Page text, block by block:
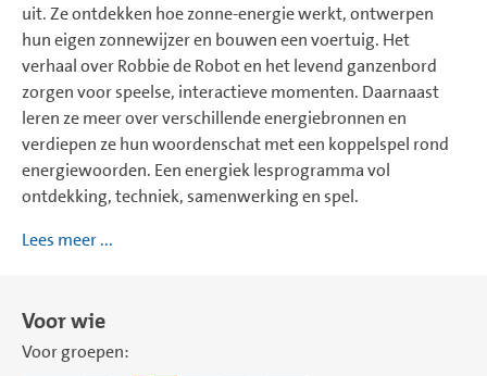
uit. Ze ontdekken hoe zonne-energie werkt, ontwerpen
hun eigen zonnewijzer en bouwen een voertuig. Het
verhaal over Robbie de Robot en het levend ganzenbord
zorgen voor speelse, interactieve momenten. Daarnaast
leren ze meer over verschillende energiebronnen en
verdiepen ze hun woordenschat met een koppelspel rond
energiewoorden. Een energiek lesprogramma vol
ontdekking, techniek, samenwerking en spel.
Lees meer ...
Voor wie
Voor groepen: